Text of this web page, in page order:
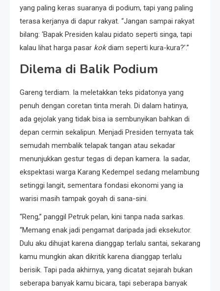
yang paling keras suaranya di podium, tapi yang paling
terasa kerjanya di dapur rakyat. “Jangan sampai rakyat
bilang: ‘Bapak Presiden kalau pidato seperti singa, tapi
kalau lihat harga pasar kokdiam seperti kura-kura?’.”
Dilema di Balik Podium
Gareng terdiam. Ia meletakkan teks pidatonya yang
penuh dengan coretan tinta merah. Di dalam hatinya,
ada gejolak yang tidak bisa ia sembunyikan bahkan di
depan cermin sekalipun. Menjadi Presiden ternyata tak
semudah membalik telapak tangan atau sekadar
menunjukkan gestur tegas di depan kamera. Ia sadar,
ekspektasi warga Karang Kedempel sedang melambung
setinggi langit, sementara fondasi ekonomi yang ia
warisi masih tampak goyah di sana-sini.
“Reng,” panggil Petruk pelan, kini tanpa nada sarkas.
“Memang enak jadi pengamat daripada jadi eksekutor.
Dulu aku dihujat karena dianggap terlalu santai, sekarang
kamu mungkin akan dikritik karena dianggap terlalu
berisik. Tapi pada akhirnya, yang dicatat sejarah bukan
seberapa banyak kamu bicara, tapi seberapa banyak